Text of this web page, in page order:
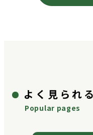
よく見られ
Popular pages